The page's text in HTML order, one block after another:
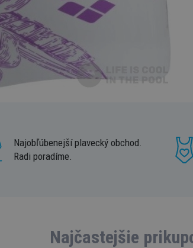
Najobľúbenejší plavecký obchod.
Radi poradíme.
Najčastejšie